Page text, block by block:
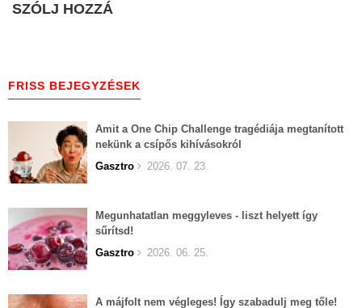
SZÓLJ HOZZÁ
FRISS BEJEGYZÉSEK
Amit a One Chip Challenge tragédiája megtanított
nekünk a csípős kihívásokról
Gasztro
2026. 07. 23.
Megunhatatlan meggyleves - liszt helyett így
sűrítsd!
Gasztro
2026. 06. 25.
A májfolt nem végleges! Így szabadulj meg tőle!